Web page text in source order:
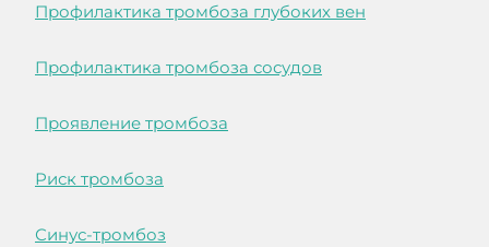
Профилактика тромбоза глубоких вен
Профилактика тромбоза сосудов
Проявление тромбоза
Риск тромбоза
Синус-тромбоз